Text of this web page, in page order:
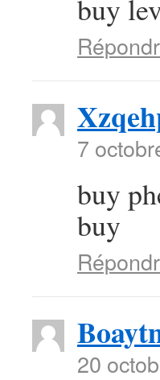
buy
7
buy
buy
20